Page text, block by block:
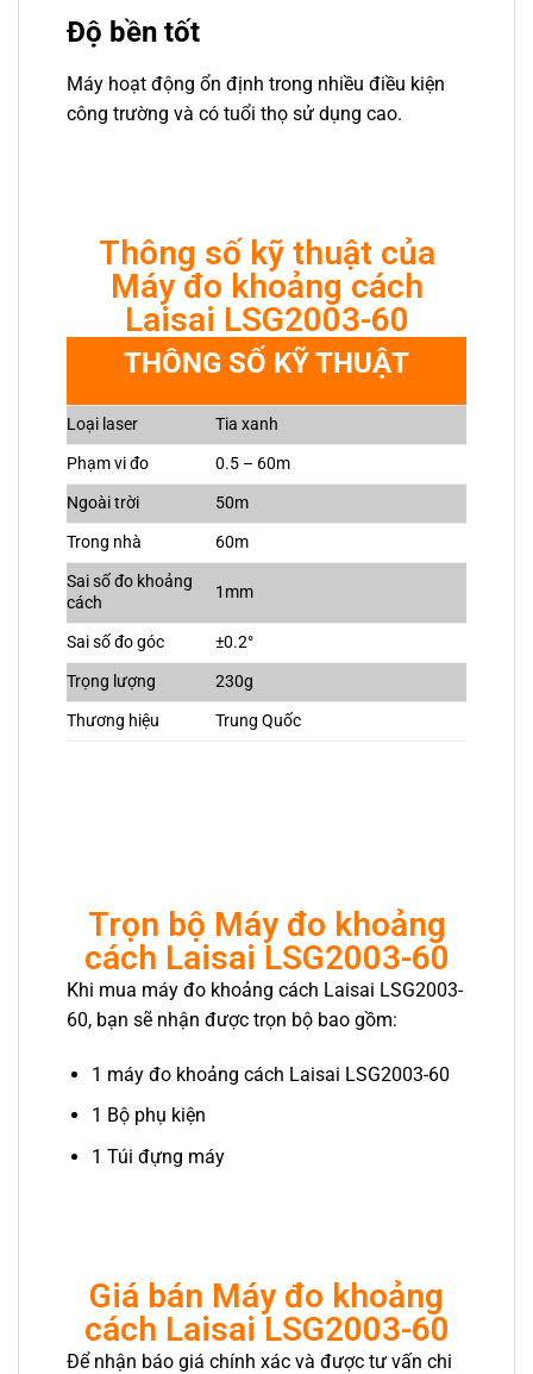
Độ bền tốt
Máy hoạt động ổn định trong nhiều điều kiện
công trường và có tuổi thọ sử dụng cao.
Thông số kỹ thuật của
Máy đo khoảng cách
Laisai LSG2003-60
THÔNG SỐ KỸ THUẬT
Loại laser
Tia xanh
Phạm vi đo
0.5 – 60m
Ngoài trời
50m
Trong nhà
60m
Sai số đo khoảng
cách
1mm
Sai số đo góc
±0.2°
Trọng lượng
230g
Thương hiệu
Trung Quốc
Trọn bộ Máy đo khoảng
cách Laisai LSG2003-60
Khi mua máy đo khoảng cách Laisai LSG2003-
60, bạn sẽ nhận được trọn bộ bao gồm:
1 máy đo khoảng cách Laisai LSG2003-60
1 Bộ phụ kiện
1 Túi đựng máy
Giá bán Máy đo khoảng
cách Laisai LSG2003-60
Để nhận báo giá chính xác và được tư vấn chi